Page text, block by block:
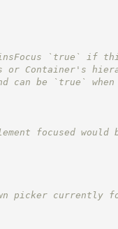
`true` if
Container's
can be `true`
focused would
currently